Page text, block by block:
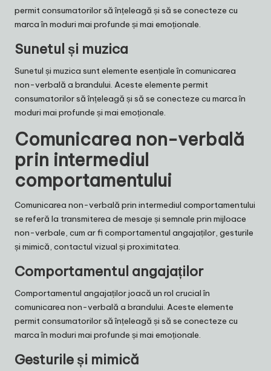
permit consumatorilor să înțeleagă și să se conecteze cu
marca în moduri mai profunde și mai emoționale.
Sunetul și muzica
Sunetul și muzica sunt elemente esențiale în comunicarea
non-verbală a brandului. Aceste elemente permit
consumatorilor să înțeleagă și să se conecteze cu marca în
moduri mai profunde și mai emoționale.
Comunicarea non-verbală
prin intermediul
comportamentului
Comunicarea non-verbală prin intermediul comportamentului
se referă la transmiterea de mesaje și semnale prin mijloace
non-verbale, cum ar fi comportamentul angajaților, gesturile
și mimică, contactul vizual și proximitatea.
Comportamentul angajaților
Comportamentul angajaților joacă un rol crucial în
comunicarea non-verbală a brandului. Aceste elemente
permit consumatorilor să înțeleagă și să se conecteze cu
marca în moduri mai profunde și mai emoționale.
Gesturile și mimică